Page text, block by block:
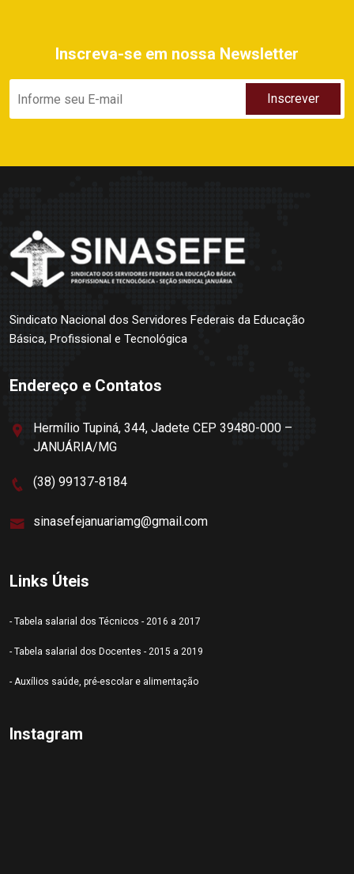
Inscreva-se em nossa Newsletter
Sindicato Nacional dos Servidores Federais da Educação
Básica, Profissional e Tecnológica
Endereço e Contatos
Hermílio Tupiná, 344, Jadete CEP 39480-000 –
JANUÁRIA/MG
(38) 99137-8184
sinasefejanuariamg@gmail.com
Links Úteis
- Tabela salarial dos Técnicos - 2016 a 2017
- Tabela salarial dos Docentes - 2015 a 2019
- Auxílios saúde, pré-escolar e alimentação
Instagram